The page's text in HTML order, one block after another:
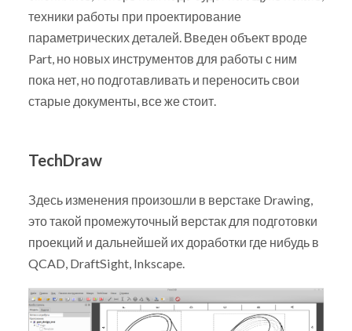
техники работы при проектирование
параметрических деталей. Введен объект вроде
Part, но новых инструментов для работы с ним
пока нет, но подготавливать и переносить свои
старые документы, все же стоит.
TechDraw
Здесь изменения произошли в верстаке Drawing,
это такой промежуточный верстак для подготовки
проекций и дальнейшей их доработки где нибудь в
QCAD, DraftSight, Inkscape.